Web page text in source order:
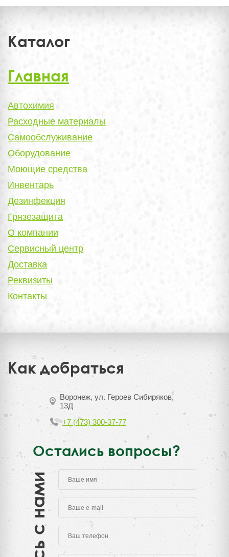
Каталог
Главная
Автохимия
Расходные материалы
Самообслуживание
Оборудование
Моющие средства
Инвентарь
Дезинфекция
Грязезащита
О компании
Сервисный центр
Доставка
Реквизиты
Контакты
Как добраться
Воронеж, ул. Героев Сибиряков,
13Д
+7 (473) 300-37-77
Остались вопросы?